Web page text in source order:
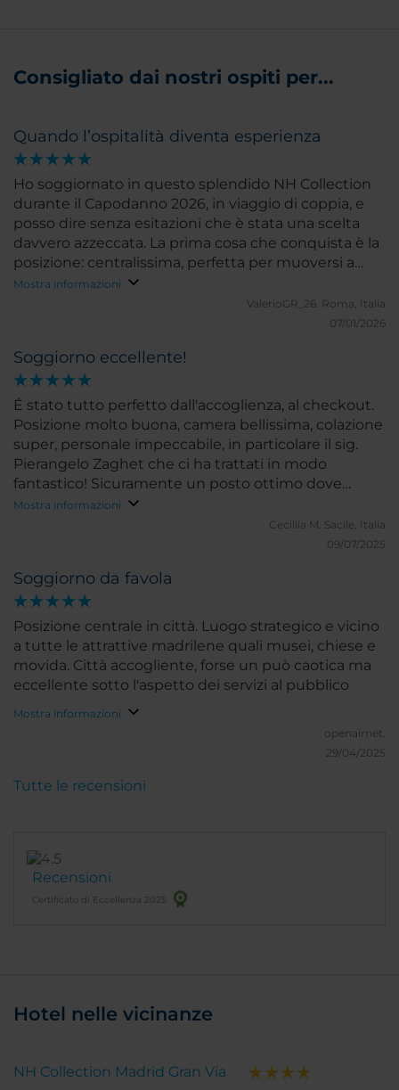
Consigliato dai nostri ospiti per...
Quando l’ospitalità diventa esperienza
Ho soggiornato in questo splendido NH Collection
durante il Capodanno 2026, in viaggio di coppia, e
posso dire senza esitazioni che è stata una scelta
davvero azzeccata. La prima cosa che conquista è la
posizione: centralissima, perfetta per muoversi a
piedi e vivere Madrid, ma allo stesso tempo
sorprendentemente riservata e tranquilla. Un
una menzione speciale (livello “ci si pensa due volte
prima di alzarsi”). Tutto pulito, ordinato e pensato
per farti sentire subito a tuo agio. Il vero punto di
forza, però, è lo staff. Già in fase di prenotazione
avevo fatto alcune richieste particolari e la sorpresa
più bella è stata trovarle tutte perfettamente
accolte al nostro arrivo. Un’attenzione non scontata,
che fa davvero la differenza. Momento “wow”: sia la
sera del 31 dicembre che il 1° gennaio ci hanno fatto
trovare in camera delle piccole attenzioni legate alle
semplici ospiti ma persone davvero considerate.
L’unico piccolo rammarico è che una richiesta rivolta
accolta, ma è assolutamente comprensibile
trattandosi di una festività così importante.
Consigliatissimo a chi ama visitare il centro a piedi, a
chi cerca una posizione centrale ma elegante e
discreta, e a chi apprezza quel tipo di ospitalità che
non si limita a “fare il suo dovere”, ma sa prendersi
Mostra informazioni
ValerioGR_26.
Roma, Italia
07/01/2026
Soggiorno eccellente!
É stato tutto perfetto dall'accoglienza, al checkout.
Posizione molto buona, camera bellissima, colazione
super, personale impeccabile, in particolare il sig.
Pierangelo Zaghet che ci ha trattati in modo
fantastico! Sicuramente un posto ottimo dove
soggiornare a Madrid.
Mostra informazioni
Cecillia M. Sacile, Italia
09/07/2025
Soggiorno da favola
Posizione centrale in città. Luogo strategico e vicino
a tutte le attrattive madrilene quali musei, chiese e
movida. Città accogliente, forse un può caotica ma
eccellente sotto l'aspetto dei servizi al pubblico
Mostra informazioni
openairnet.
29/04/2025
Recensioni
Certificato di Eccellenza 2025
Tutte le recensioni
Hotel nelle vicinanze
NH Collection Madrid Gran Vía